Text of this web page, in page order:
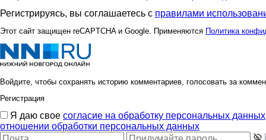
Регистрируясь, вы соглашаетесь с правилами
Этот сайт защищен reCAPTCHA и Google. Применяются Политика
Войдите, чтобы сохранять историю комментариев, голосовать за
Регистрация
Я даю свое согласие на обработку персональных данных
отношении обработки персональных данных